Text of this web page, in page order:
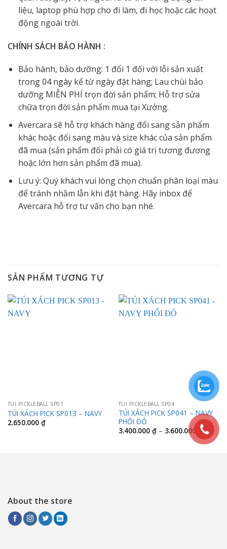
liệu, laptop phù hợp cho đi làm, đi học hoặc các hoạt
động ngoài trời.
CHÍNH SÁCH BẢO HÀNH :
Bảo hành, bảo dưỡng: 1 đổi 1 đối với lỗi sản xuất
trong 04 ngày kể từ ngày đặt hàng; Lau chùi bảo
dưỡng MIỄN PHÍ trọn đời sản phẩm; Hỗ trợ sửa
chữa trọn đời sản phẩm mua tại Xưởng.
Avercara sẽ hỗ trợ khách hàng đổi sang sản phẩm
khác hoặc đổi sang màu và size khác của sản phẩm
đã mua (sản phẩm đổi phải có giá trị tương đương
hoặc lớn hơn sản phẩm đã mua).
Lưu ý: Quý khách vui lòng chọn chuẩn phân loại màu
để tránh nhầm lẫn khi đặt hàng. Hãy inbox để
Avercara hỗ trợ tư vấn cho bạn nhé.
SẢN PHẨM TƯƠNG TỰ
TÚI PICKLEBALL SP01
TÚI XÁCH PICK SP013 – NAVY
2.650.000 ₫
TÚI PICKLEBALL SP04
TÚI XÁCH PICK SP041 – NAVY
PHỐI ĐỎ
3.400.000 ₫ – 3.600.000 ₫Khoảng
giá:
từ
đến
About the store